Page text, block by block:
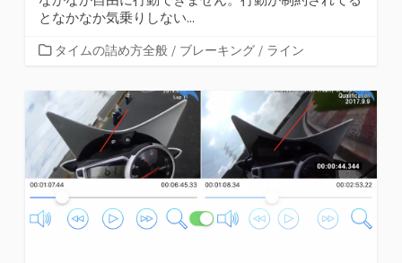
となかなか気乗りしない...
カ
ゴ
リ
ー
タイムの詰め方全般 / ブレーキング / ライン